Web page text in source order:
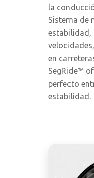
la
Sistema de
estabilidad,
en
SegRide™
perfecto
estabilidad.